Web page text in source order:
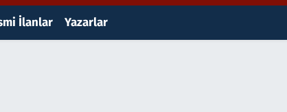
İlanlar Yazarlar